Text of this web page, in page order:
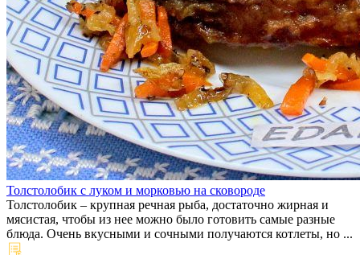
Толстолобик с луком и морковью на сковороде
Толстолобик – крупная речная рыба, достаточно жирная и
мясистая, чтобы из нее можно было готовить самые разные
блюда. Очень вкусными и сочными получаются котлеты, но ...